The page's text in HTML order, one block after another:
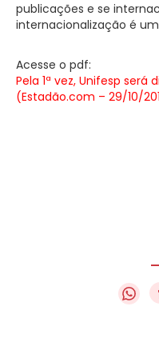
publicações e se
internacionalização é
Acesse o pdf:
Pela 1ª vez, Unifesp
(Estadão.com – 29/10/